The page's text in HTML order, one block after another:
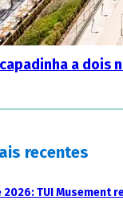
a dois
recentes
2026: TUI